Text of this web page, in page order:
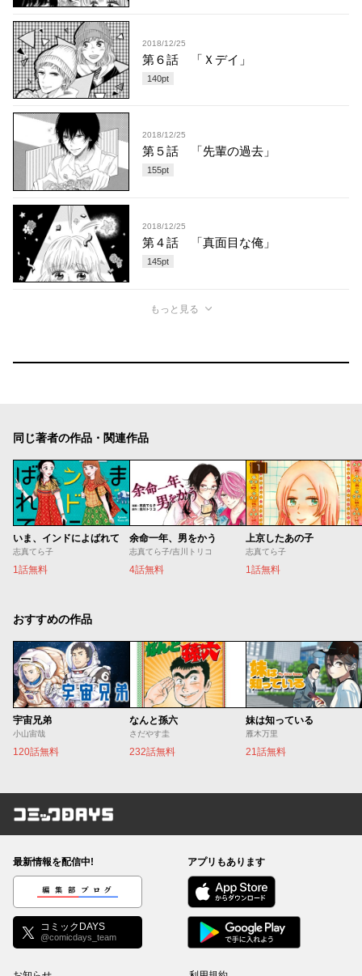
2018/12/25
第６話 「Ｘデイ」
140pt
2018/12/25
第５話 「先輩の過去」
155pt
2018/12/25
第４話 「真面目な俺」
145pt
もっと見る
同じ著者の作品・関連作品
いま、インドによばれて
志真てら子
1話無料
余命一年、男をかう
志真てら子/吉川トリコ
4話無料
上京したあの子
志真てら子
1話無料
おすすめの作品
宇宙兄弟
小山宙哉
120話無料
なんと孫六
さだやす圭
232話無料
妹は知っている
雁木万里
21話無料
コミックDAYS
最新情報を配信中!
編集部ブログ
コミックDAYS
@comicdays_team
アプリもあります